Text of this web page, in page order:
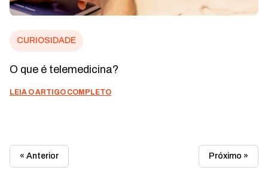
CURIOSIDADE
O que é telemedicina?
LEIA O ARTIGO COMPLETO
« Anterior Próximo »